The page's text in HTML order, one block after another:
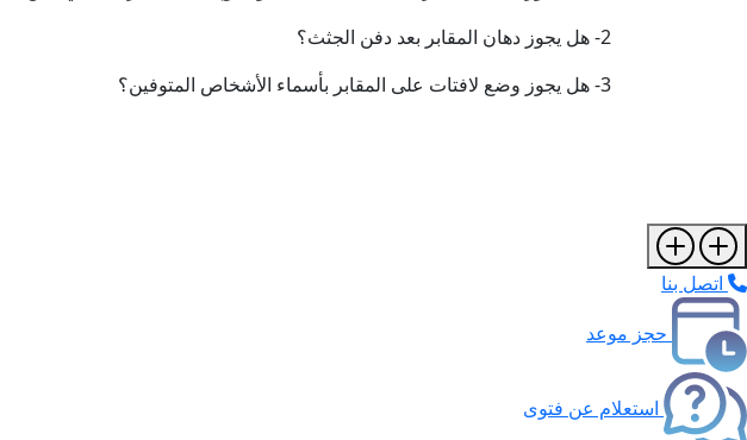
2- هل يجوز دهان المقابر بعد دفن الجثث؟
3- هل يجوز وضع لافتات على المقابر بأسماء الأشخاص المتوفين؟
اتصل بنا
حجز موعد
استعلام عن فتوى